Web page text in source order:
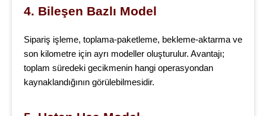
4. Bileşen Bazlı Model
Sipariş işleme, toplama-paketleme, bekleme-aktarma ve
son kilometre için ayrı modeller oluşturulur. Avantajı;
toplam süredeki gecikmenin hangi operasyondan
kaynaklandığının görülebilmesidir.